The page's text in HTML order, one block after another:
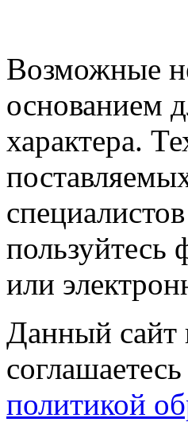
Возможные
основанием
характера.
пользуйтесь
или
Данный сайт
соглашаетесь
политикой